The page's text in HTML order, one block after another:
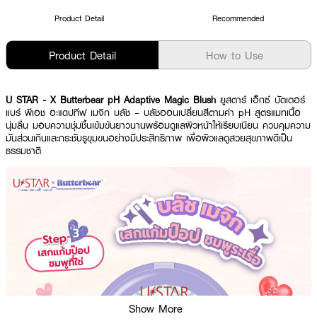
Product Detail Recommended
Product Detail How to Use
U STAR - X Butterbear pH Adaptive Magic Blush ยูสตาร์ เอ็กซ์ บัตเตอร์
แบร์ พีเอช อะแดปทีฟ เมจิก บลัช – บลัชออนเปลี่ยนสีตามค่า pH สูตรแมทเนื้อ
นุ่มลื่น มอบความชุ่มชื้นเข้มข้นยาวนานพร้อมดูแลผิวหน้าให้เรียบเนียน ควบคุมความ
มันส่วนเกินและกระชับรูขุมขนอย่างมีประสิทธิภาพ เพื่อผิวแลดูสวยสุขภาพดีเป็น
ธรรมชาติ
Show More